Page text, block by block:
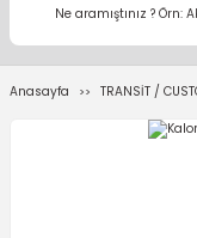
Anasayfa TRANSİT /